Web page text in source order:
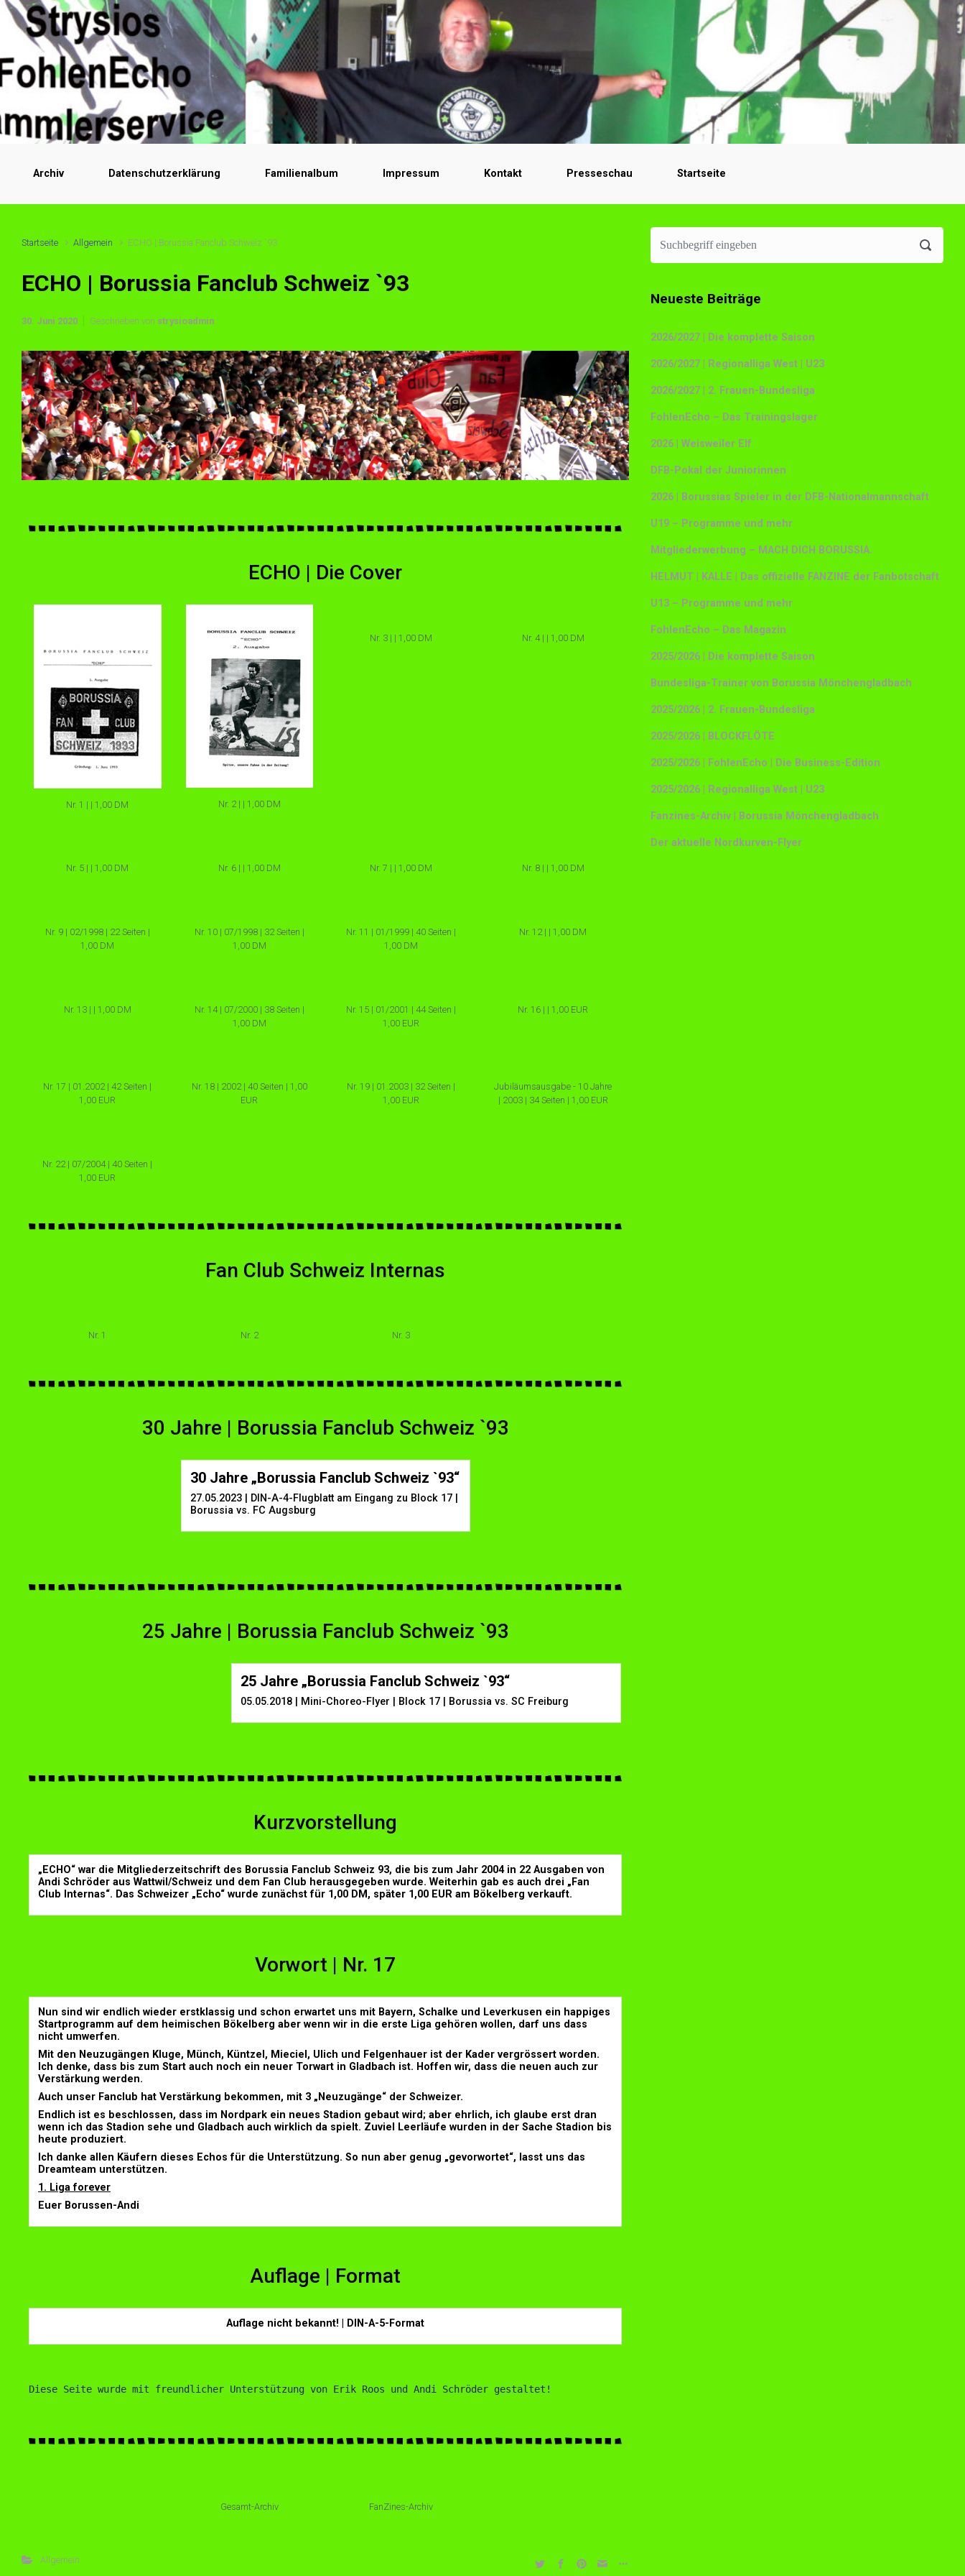
Archiv Datenschutzerklärung Familienalbum Impressum Kontakt Presseschau Startseite
Startseite Allgemein ECHO | Borussia Fanclub Schweiz `93
ECHO | Borussia Fanclub Schweiz `93
30. Juni 2020 Geschrieben von strysioadmin
ECHO | Die Cover
Nr. 1 | | 1,00 DM Nr. 2 | | 1,00 DM
Nr. 3 | | 1,00 DM Nr. 4 | | 1,00 DM
Nr. 5 | | 1,00 DM Nr. 6 | | 1,00 DM Nr. 7 | | 1,00 DM Nr. 8 | | 1,00 DM
Nr. 9 | 02/1998 | 22 Seiten |
1,00 DM
Nr. 10 | 07/1998 | 32 Seiten |
1,00 DM
Nr. 11 | 01/1999 | 40 Seiten |
1,00 DM
Nr. 12 | | 1,00 DM
Nr. 13 | | 1,00 DM
Nr. 14 | 07/2000 | 38 Seiten |
1,00 DM
Nr. 15 | 01/2001 | 44 Seiten |
1,00 EUR
Nr. 16 | | 1,00 EUR
Nr. 17 | 01.2002 | 42 Seiten |
1,00 EUR
Nr. 18 | 2002 | 40 Seiten | 1,00
EUR
Nr. 19 | 01.2003 | 32 Seiten |
1,00 EUR
Jubiläumsausgabe - 10 Jahre
| 2003 | 34 Seiten | 1,00 EUR
Nr. 22 | 07/2004 | 40 Seiten |
1,00 EUR
Fan Club Schweiz Internas
Nr. 1 Nr. 2 Nr. 3
30 Jahre | Borussia Fanclub Schweiz `93
30 Jahre „Borussia Fanclub Schweiz `93“
27.05.2023 | DIN-A-4-Flugblatt am Eingang zu Block 17 |
Borussia vs. FC Augsburg
25 Jahre | Borussia Fanclub Schweiz `93
25 Jahre „Borussia Fanclub Schweiz `93“
05.05.2018 | Mini-Choreo-Flyer | Block 17 | Borussia vs. SC Freiburg
Kurzvorstellung
„ECHO“ war die Mitgliederzeitschrift des Borussia Fanclub Schweiz 93, die bis zum Jahr 2004 in 22 Ausgaben von
Andi Schröder aus Wattwil/Schweiz und dem Fan Club herausgegeben wurde. Weiterhin gab es auch drei „Fan
Club Internas“. Das Schweizer „Echo“ wurde zunächst für 1,00 DM, später 1,00 EUR am Bökelberg verkauft.
Vorwort | Nr. 17
Nun sind wir endlich wieder erstklassig und schon erwartet uns mit Bayern, Schalke und Leverkusen ein happiges
Startprogramm auf dem heimischen Bökelberg aber wenn wir in die erste Liga gehören wollen, darf uns dass
nicht umwerfen.
Mit den Neuzugängen Kluge, Münch, Küntzel, Mieciel, Ulich und Felgenhauer ist der Kader vergrössert worden.
Ich denke, dass bis zum Start auch noch ein neuer Torwart in Gladbach ist. Hoffen wir, dass die neuen auch zur
Verstärkung werden.
Auch unser Fanclub hat Verstärkung bekommen, mit 3 „Neuzugänge“ der Schweizer.
Endlich ist es beschlossen, dass im Nordpark ein neues Stadion gebaut wird; aber ehrlich, ich glaube erst dran
wenn ich das Stadion sehe und Gladbach auch wirklich da spielt. Zuviel Leerläufe wurden in der Sache Stadion bis
heute produziert.
Ich danke allen Käufern dieses Echos für die Unterstützung. So nun aber genug „gevorwortet“, lasst uns das
Dreamteam unterstützen.
1. Liga forever
Euer Borussen-Andi
Auflage | Format
Auflage nicht bekannt! | DIN-A-5-Format
Diese Seite wurde mit freundlicher Unterstützung von Erik Roos und Andi Schröder gestaltet!
Gesamt-Archiv FanZines-Archiv
Allgemein
Neueste Beiträge
2026/2027 | Die komplette Saison
2026/2027 | Regionalliga West | U23
2026/2027 | 2. Frauen-Bundesliga
FohlenEcho – Das Trainingslager
2026 | Weisweiler Elf
DFB-Pokal der Juniorinnen
2026 | Borussias Spieler in der DFB-Nationalmannschaft
U19 – Programme und mehr
Mitgliederwerbung – MACH DICH BORUSSIA.
HELMUT | KALLE | Das offizielle FANZINE der Fanbotschaft
U13 – Programme und mehr
FohlenEcho – Das Magazin
2025/2026 | Die komplette Saison
Bundesliga-Trainer von Borussia Mönchengladbach
2025/2026 | 2. Frauen-Bundesliga
2025/2026 | BLOCKFLÖTE
2025/2026 | FohlenEcho | Die Business-Edition
2025/2026 | Regionalliga West | U23
Fanzines-Archiv | Borussia Mönchengladbach
Der aktuelle Nordkurven-Flyer